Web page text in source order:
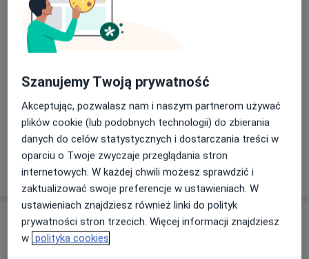
Protetyka stomatologiczna
Główne obszary pomocy
Złamanie zęba
Protezy
+12a11y_sr_more_diseases
Pacjenci których przyjmuję
Dorośli
Pokaż więcejo doświadczeniu
Usługi i ceny
Brak informacji o usługach i cenach
Szanujemy Twoją prywatność
Akceptując, pozwalasz nam i naszym partnerom używać
plików cookie (lub podobnych technologii) do zbierania
danych do celów statystycznych i dostarczania treści w
oparciu o Twoje zwyczaje przeglądania stron
internetowych. W każdej chwili możesz sprawdzić i
zaktualizować swoje preferencje w ustawieniach. W
ustawieniach znajdziesz również linki do polityk
prywatności stron trzecich. Więcej informacji znajdziesz
w polityka cookies